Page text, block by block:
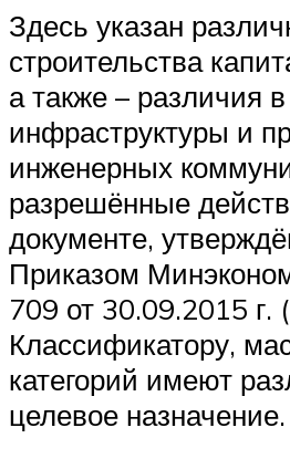
Здесь указан
строительства
а также – различия
инфраструктуры и
инженерных
разрешённые
документе,
Приказом
709 от 30.09.2015 г.
Классификатору,
категорий имеют
целевое назначение.